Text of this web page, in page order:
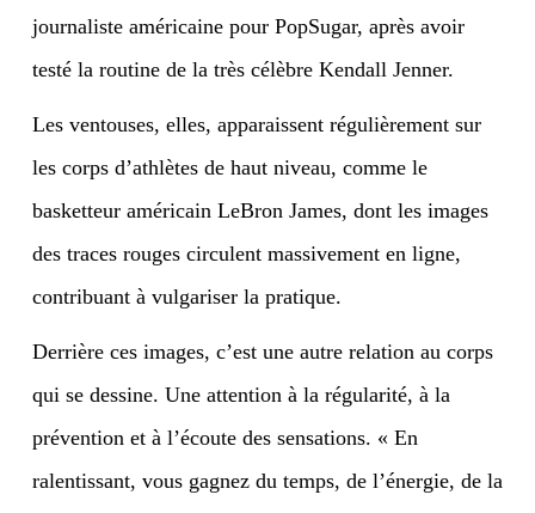
journaliste américaine pour PopSugar, après avoir
testé la routine de la très célèbre Kendall Jenner.
Les ventouses, elles, apparaissent régulièrement sur
les corps d’athlètes de haut niveau, comme le
basketteur américain LeBron James, dont les images
des traces rouges circulent massivement en ligne,
contribuant à vulgariser la pratique.
Derrière ces images, c’est une autre relation au corps
qui se dessine. Une attention à la régularité, à la
prévention et à l’écoute des sensations. « En
ralentissant, vous gagnez du temps, de l’énergie, de la